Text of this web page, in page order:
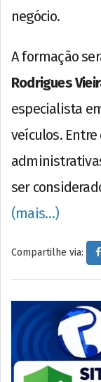
negócio.
A formação
Rodrigues
especialista
veículos.
ser
(mais…)
Compartilhe via: